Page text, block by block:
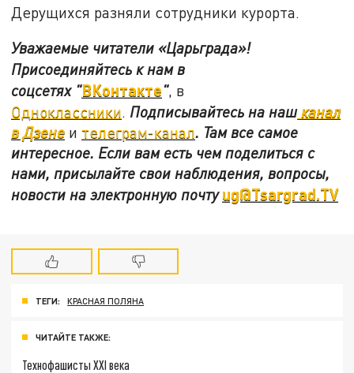
Дерущихся разняли сотрудники курорта.
Уважаемые читатели «Царьграда»!
Присоединяйтесь к нам в
соцсетях "ВКонтакте", в
Одноклассники. Подписывайтесь на нашканал
в Дзене и телеграм-канал. Там все самое
интересное. Если вам есть чем поделиться с
нами, присылайте свои наблюдения, вопросы,
новости на электронную почтуug@Tsargrad.TV
ТЕГИ: КРАСНАЯ ПОЛЯНА
ЧИТАЙТЕ ТАКЖЕ:
Технофашисты XXI века